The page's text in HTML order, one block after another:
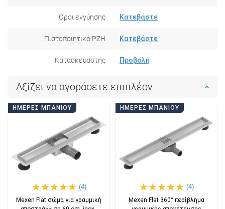
Όροι εγγύησης Κατεβάστε
Πιστοποιητικό PZH Κατεβάστε
Κατασκευαστής Προβολή
Αξίζει να αγοράσετε επιπλέον
ΗΜΈΡΕΣ ΜΠΆΝΙΟΥ
(4)
Mexen Flat σώμα για γραμμική
ΗΜΈΡΕΣ ΜΠΆΝΙΟΥ
(4)
Mexen Flat 360° περίβλημα